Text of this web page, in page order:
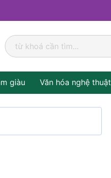
giàu Văn hóa nghệ thuật